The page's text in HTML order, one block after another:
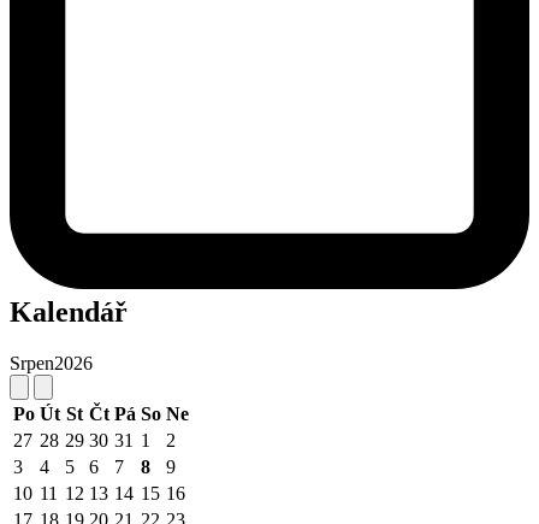
Kalendář
Srpen2026
Po Út St Čt Pá So Ne
27 28 29 30 31 1
2
3
4 5 6 7 8
9
10 11 12 13 14 15 16
17 18 19 20 21 22 23